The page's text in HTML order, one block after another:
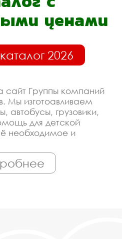
ценами
2026
сайт Группы компаний
Мы изготоавливаем
автобусы, грузовики,
для детской
необходимое и
современными
только
Поэтому Вы